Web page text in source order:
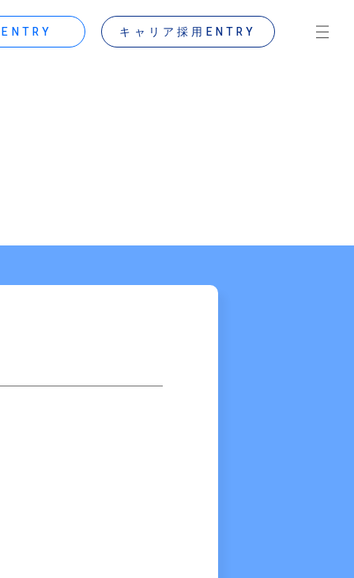
キャリア採用ENTRY